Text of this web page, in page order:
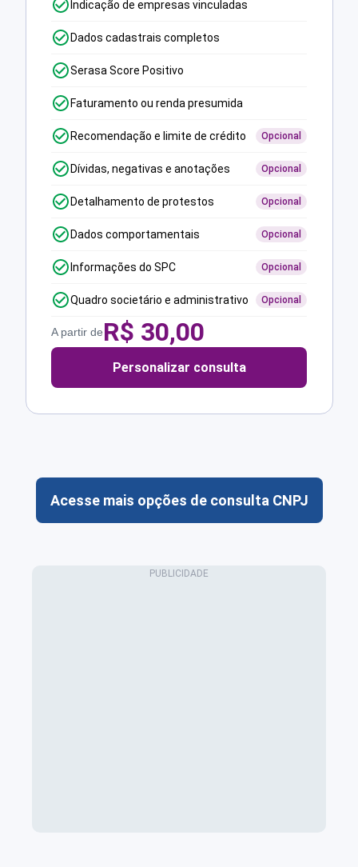
Indicação de empresas vinculadas
Dados cadastrais completos
Serasa Score Positivo
Faturamento ou renda presumida
Recomendação e limite de crédito Opcional
Dívidas, negativas e anotações Opcional
Detalhamento de protestos Opcional
Dados comportamentais Opcional
Informações do SPC Opcional
Quadro societário e administrativo Opcional
A partir deR$ 30,00
Personalizar consulta
Acesse mais opções de consulta CNPJ